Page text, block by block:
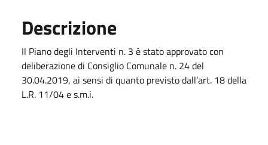
Descrizione
Il Piano degli Interventi n. 3 è stato approvato con
deliberazione di Consiglio Comunale n. 24 del
30.04.2019, ai sensi di quanto previsto dall’art. 18 della
L.R. 11/04 e s.m.i.